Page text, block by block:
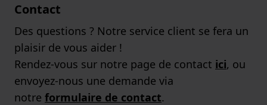
Contact
Des questions ? Notre service client se fera un
plaisir de vous aider !
Rendez-vous sur notre page de contact ici, ou
envoyez-nous une demande via
notre formulaire de contact.